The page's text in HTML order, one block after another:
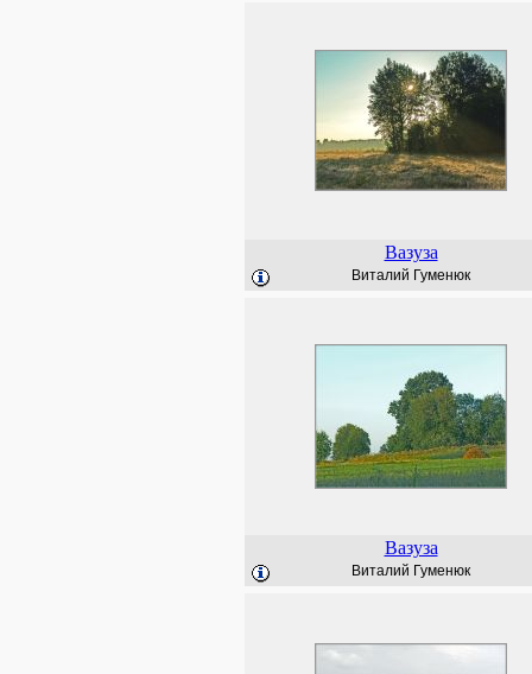
Вазуза
Виталий Гуменюк
Вазуза
Виталий Гуменюк